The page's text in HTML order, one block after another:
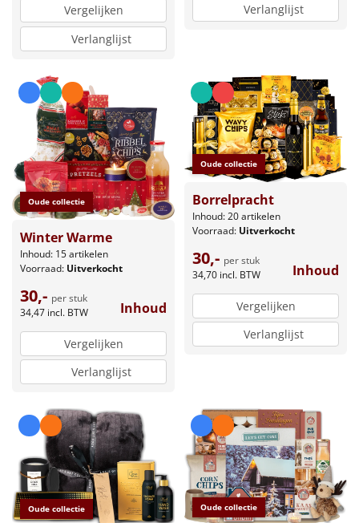
Vergelijken
Verlanglijst
Verlanglijst
Oude collectie
Winter Warme
Inhoud: 15 artikelen
Voorraad: Uitverkocht
30,- per stuk
34,47 incl. BTW Inhoud
Vergelijken
Verlanglijst
Oude collectie
Borrelpracht
Inhoud: 20 artikelen
Voorraad: Uitverkocht
30,- per stuk
34,70 incl. BTW Inhoud
Vergelijken
Verlanglijst
Oude collectie Oude collectie